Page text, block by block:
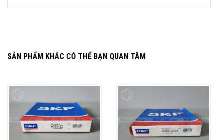
SẢN PHẨM KHÁC CÓ THỂ BẠN QUAN TÂM